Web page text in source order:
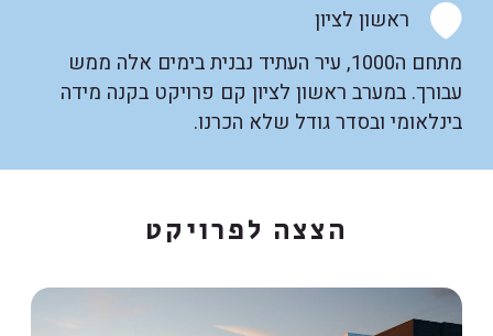
ראשון לציון
מתחם ה1000, עיר העתיד נבנית בימים אלה ממש
עבורך. במערב ראשון לציון קם פרויקט בקנה מידה
בינלאומי ובסדר גודל שלא הכרנו.
הצצה לפרויקט